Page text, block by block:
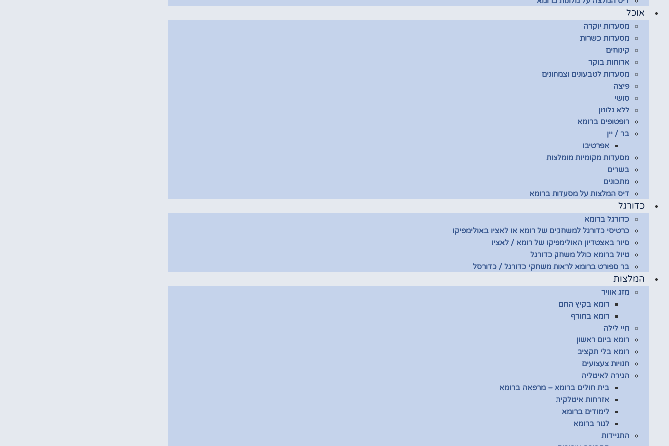
אוכל
מסעדות יוקרה
מסעדות כשרות
קינוחים
ארוחות בוקר
מסעדות לטבעונים וצמחונים
פיצה
סושי
ללא גלוטן
רופטופים ברומא
בר / יין
אפרטיבו
מסעדות מקומיות מומלצות
בשרים
מתכונים
דיס המלצות על מסעדות ברומא
כדורגל
כדורגל ברומא
כרטיסי כדורגל למשחקים של רומא או לאציו באולימפיקו
סיור באצטדיון האולימפיקו של רומא / לאציו
טיול ברומא כולל משחק כדורגל
בר ספורט ברומא לראות משחקי כדורגל / כדורסל
המלצות
מזג אוויר
רומא בקיץ החם
רומא בחורף
חיי לילה
רומא ביום ראשון
רומא בלי תקציב
חנויות צעצועים
הגירה לאיטליה
בית חולים ברומא – מרפאה ברומא
אזרחות איטלקית
לימודים ברומא
לגור ברומא
התניידות